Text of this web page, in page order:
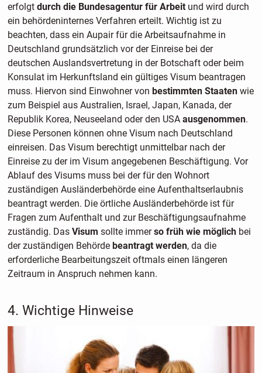
erfolgt durch die Bundesagentur für Arbeit und wird durch
ein behördeninternes Verfahren erteilt. Wichtig ist zu
beachten, dass ein Aupair für die Arbeitsaufnahme in
Deutschland grundsätzlich vor der Einreise bei der
deutschen Auslandsvertretung in der Botschaft oder beim
Konsulat im Herkunftsland ein gültiges Visum beantragen
muss. Hiervon sind Einwohner von bestimmten Staatenwie
zum Beispiel aus Australien, Israel, Japan, Kanada, der
Republik Korea, Neuseeland oder den USA ausgenommen.
Diese Personen können ohne Visum nach Deutschland
einreisen. Das Visum berechtigt unmittelbar nach der
Einreise zu der im Visum angegebenen Beschäftigung. Vor
Ablauf des Visums muss bei der für den Wohnort
zuständigen Ausländerbehörde eine Aufenthaltserlaubnis
beantragt werden. Die örtliche Ausländerbehörde ist für
Fragen zum Aufenthalt und zur Beschäftigungsaufnahme
zuständig. Das Visum sollte immerso früh wie möglich bei
der zuständigen Behördebeantragt werden, da die
erforderliche Bearbeitungszeit oftmals einen längeren
Zeitraum in Anspruch nehmen kann.
4. Wichtige Hinweise